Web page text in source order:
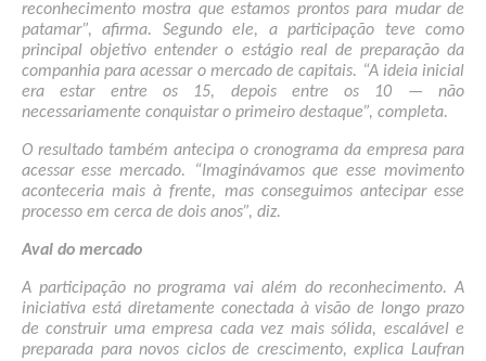
reconhecimento mostra que estamos prontos para mudar de
patamar”, afirma. Segundo ele, a participação teve como
principal objetivo entender o estágio real de preparação da
companhia para acessar o mercado de capitais. “A ideia inicial
era estar entre os 15, depois entre os 10 — não
necessariamente conquistar o primeiro destaque”, completa.
O resultado também antecipa o cronograma da empresa para
acessar esse mercado. “Imaginávamos que esse movimento
aconteceria mais à frente, mas conseguimos antecipar esse
processo em cerca de dois anos”, diz.
Aval do mercado
A participação no programa vai além do reconhecimento. A
iniciativa está diretamente conectada à visão de longo prazo
de construir uma empresa cada vez mais sólida, escalável e
preparada para novos ciclos de crescimento, explica Laufran